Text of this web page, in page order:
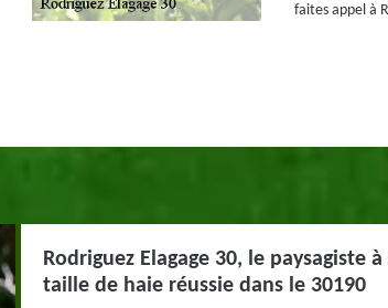
faites appel à
Rodriguez Elagage 30, le paysagiste
taille de haie réussie dans le 30190